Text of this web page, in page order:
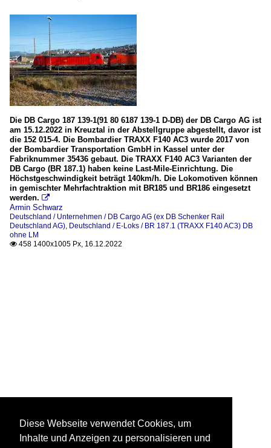
Die DB Cargo 187 139-1(91 80 6187 139-1 D-DB) der DB Cargo AG ist
am 15.12.2022 in Kreuztal in der Abstellgruppe abgestellt, davor ist
die 152 015-4. Die Bombardier TRAXX F140 AC3 wurde 2017 von
der Bombardier Transportation GmbH in Kassel unter der
Fabriknummer 35436 gebaut. Die TRAXX F140 AC3 Varianten der
DB Cargo (BR 187.1) haben keine Last-Mile-Einrichtung. Die
Höchstgeschwindigkeit beträgt 140km/h. Die Lokomotiven können
in gemischter Mehrfachtraktion mit BR185 und BR186 eingesetzt
werden. 
Armin Schwarz
Deutschland / Unternehmen / DB Cargo AG (ex DB Schenker Rail
Deutschland AG), Deutschland / E-Loks / BR 187.1 (TRAXX F140 AC3) DB
ohne LM
 458 1400x1005 Px, 16.12.2022
Diese Webseite verwendet Cookies, um
Inhalte und Anzeigen zu personalisieren und